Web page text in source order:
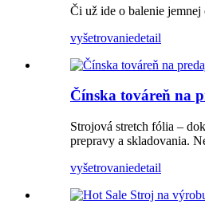
Či už ide o balenie
vyšetrovaniedetail
Čínska továreň na
Strojová stretch fólia –
prepravy a skladovania.
vyšetrovaniedetail